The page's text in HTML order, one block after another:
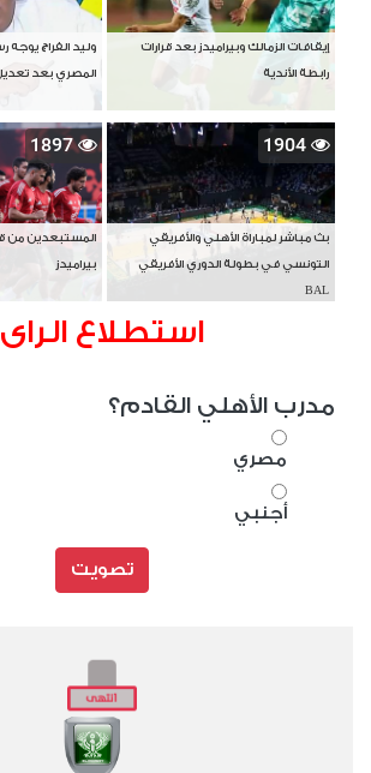
إيقافات الزمالك وبيراميدز بعد قرارات
رابطة الأندية
وليد الفراج يوجه
المصري بعد
1904
بث مباشر لمباراة الأهلي والأفريقي
التونسي في بطولة الدوري الأفريقي
BAL
1897
المستبعدين من
بيراميدز
استطلاع الراى
مدرب الأهلي القادم؟
مصري
أجنبي
تصويت